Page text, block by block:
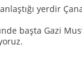
yerdir
başta Gazi